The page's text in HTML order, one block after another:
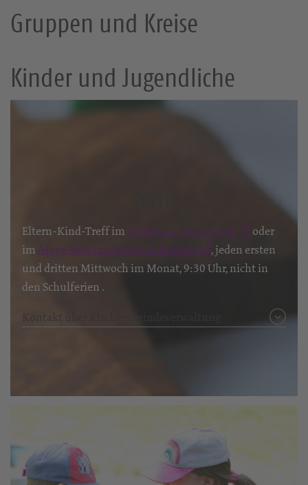
Gruppen und Kreise
Kinder und Jugendliche
Eltern-Kind-Treff im Pfarrhaus Leutersdorf
oder
im Aloys-Scholze-Haus Leutersdorf
, jeden ersten
und dritten Mittwoch im Monat, 9:30 Uhr, nicht in
den Schulferien .
Kontakt über Kirchgemeindeverwaltung